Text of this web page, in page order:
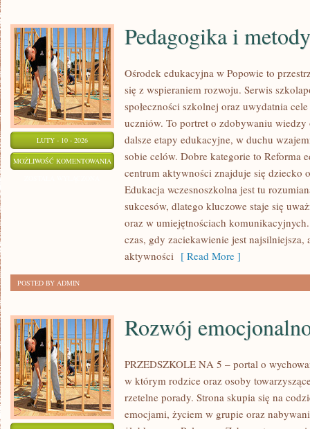
LUTY - 10 - 2026
MOŻLIWOŚĆ KOMENTOWANIA PEDAGOGIKA
METODYKA
Pedagogika i
Ośrodek edukacyjna w Popowie to
się z wspieraniem rozwoju. Serwis
społeczności szkolnej oraz uwydatnia
uczniów. To portret o zdobywaniu wiedzy
dalsze etapy edukacyjne, w duchu
sobie celów. Dobre kategorie to Reforma
centrum aktywności znajduje się dziecko
Edukacja wczesnoszkolna jest tu
sukcesów, dlatego kluczowe staje się
oraz w umiejętnościach
czas, gdy zaciekawienie jest najsilniejsza,
aktywności [ Read More ]
POSTED BY ADMIN
Rozwój
PRZEDSZKOLE NA 5 – portal o
w którym rodzice oraz osoby
rzetelne porady. Strona skupia się na
emocjami, życiem w grupie oraz